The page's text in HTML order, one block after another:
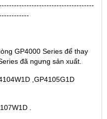
GP4000 Series để thay
đã ngưng sản xuất.
,GP4105G1D
.